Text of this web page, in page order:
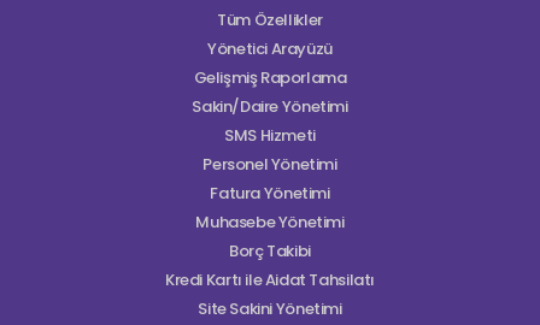
Tüm Özellikler
Yönetici Arayüzü
Gelişmiş Raporlama
Sakin/Daire Yönetimi
SMS Hizmeti
Personel Yönetimi
Fatura Yönetimi
Muhasebe Yönetimi
Borç Takibi
Kredi Kartı ile Aidat Tahsilatı
Site Sakini Yönetimi